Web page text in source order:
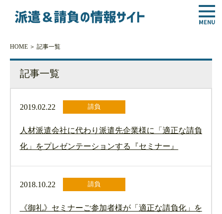
HOME＞ 記事一覧
記事一覧
2019.02.22 請負
人材派遣会社に代わり派遣先企業様に「適正な請負
化」をプレゼンテーションする『セミナー』
2018.10.22 請負
《御礼》セミナーご参加者様が「適正な請負化」を